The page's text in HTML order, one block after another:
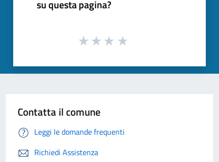
su questa pagina?
Contatta il comune
Leggi le domande frequenti
Richiedi Assistenza